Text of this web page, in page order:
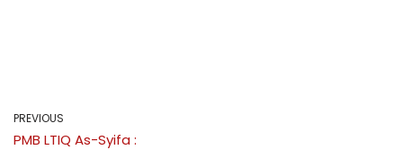
PREVIOUS
PMB LTIQ As-Syifa :